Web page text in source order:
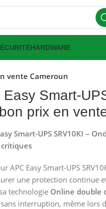
HARDWARE
vente Cameroun
Easy Smart-
prix en
Smart-UPS SRV10KI –
APC Easy Smart-UPS
une protection continue
technologie Online double
interruption, même lors